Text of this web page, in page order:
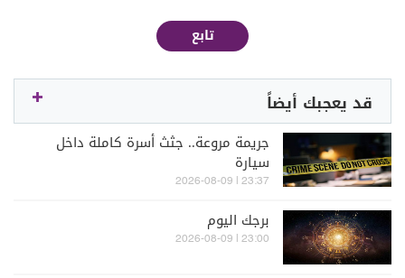
تابع
قد يعجبك أيضاً
جريمة مروعة.. جثث أسرة كاملة داخل
سيارة
23:37 | 2026-08-09
برجك اليوم
23:00 | 2026-08-09